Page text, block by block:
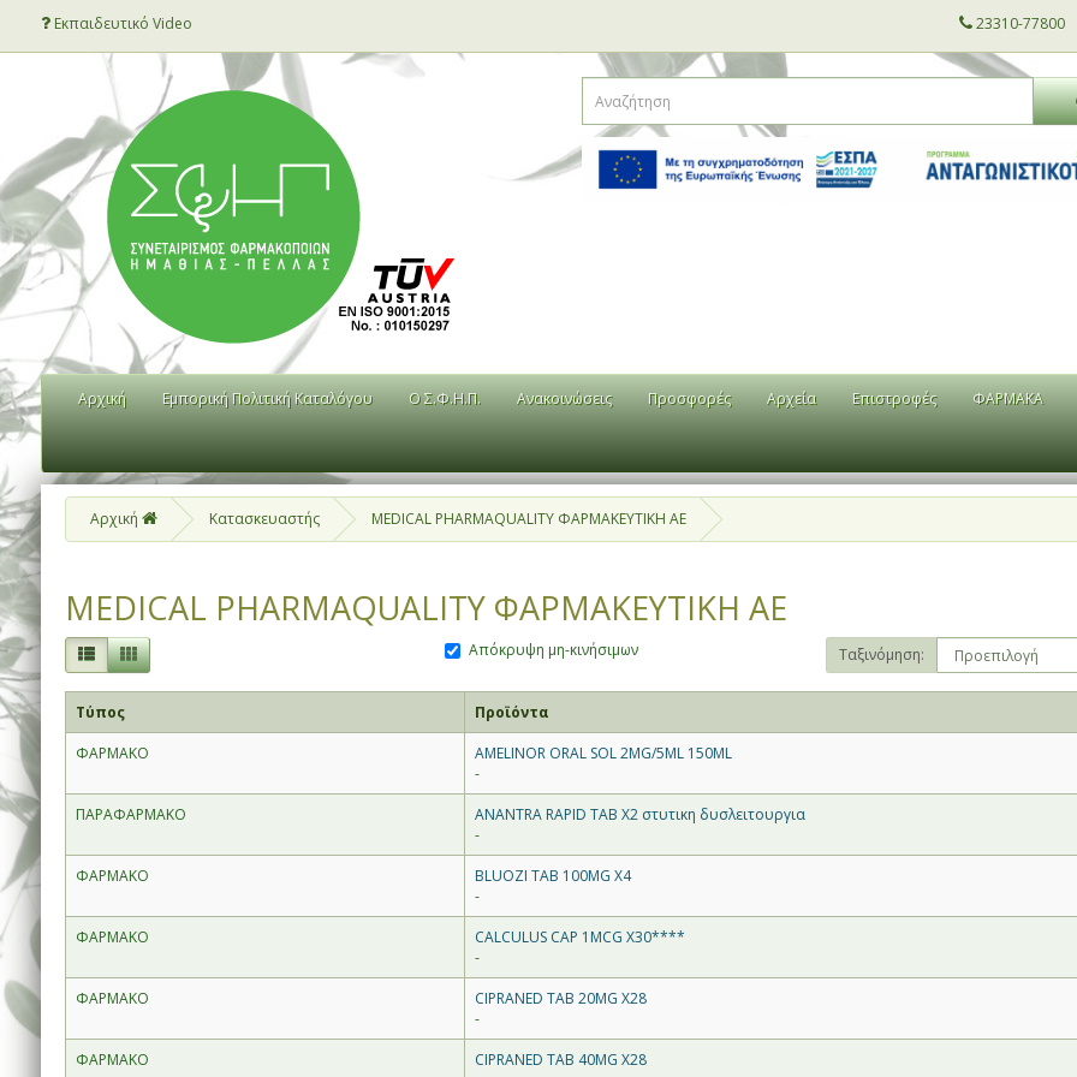
Εκπαιδευτικό Video 23310-77800
Αρχική Εμπορική Πολιτική Καταλόγου Ο Σ.Φ.Η.Π. Ανακοινώσεις Προσφορές Αρχεία Επιστροφές ΦΑΡΜΑΚΑ
Αρχική Κατασκευαστής MEDICAL PHARMAQUALITY ΦΑΡΜΑΚΕΥΤΙΚΗ ΑΕ
MEDICAL PHARMAQUALITY ΦΑΡΜΑΚΕΥΤΙΚΗ ΑΕ
Απόκρυψη μη-κινήσιμων Ταξινόμηση:
Τύπος
Προϊόντα
ΦΑΡΜΑΚΟ
AMELINOR ORAL SOL 2MG/5ML 150ML
-
ΠΑΡΑΦΑΡΜΑΚΟ
ANANTRA RAPID TAB X2 στυτικη δυσλειτουργια
-
ΦΑΡΜΑΚΟ
BLUOZI TAB 100MG X4
-
ΦΑΡΜΑΚΟ
CALCULUS CAP 1MCG X30****
-
ΦΑΡΜΑΚΟ
CIPRANED TAB 20MG X28
-
ΦΑΡΜΑΚΟ
CIPRANED TAB 40MG X28